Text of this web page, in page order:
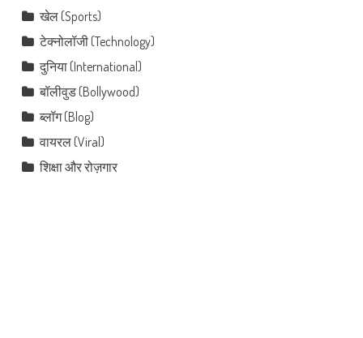
खेल (Sports)
टेक्नोलॉजी (Technology)
दुनिया (International)
बॉलीवुड (Bollywood)
ब्लॉग (Blog)
वायरल (Viral)
शिक्षा और रोज़गार